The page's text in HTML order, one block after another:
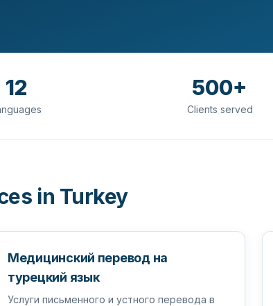
12 500+
Clients served
in Turkey
Медицинский перевод на
турецкий язык
Услуги письменного и устного перевода в